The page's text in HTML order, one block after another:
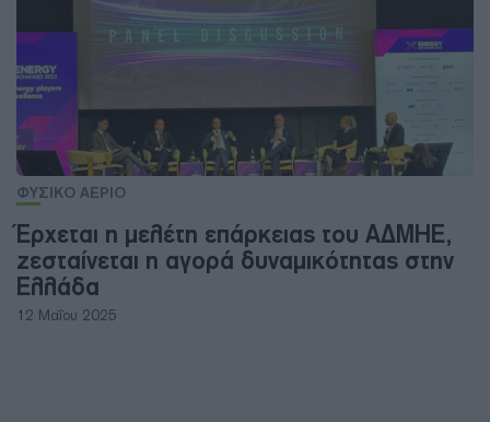
ΦΥΣΙΚΟ ΑΕΡΙΟ
Έρχεται η μελέτη επάρκειας του ΑΔΜΗΕ,
ζεσταίνεται η αγορά δυναμικότητας στην
Ελλάδα
12 Μαΐου 2025